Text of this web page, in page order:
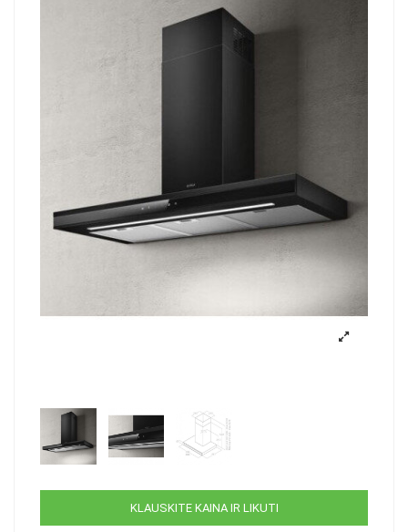
KLAUSKITE KAINA IR LIKUTI